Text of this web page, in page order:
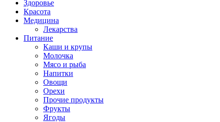
Здоровье
Красота
Медицина
Лекарства
Питание
Каши и крупы
Молочка
Мясо и рыба
Напитки
Овощи
Орехи
Прочие продукты
Фрукты
Ягоды